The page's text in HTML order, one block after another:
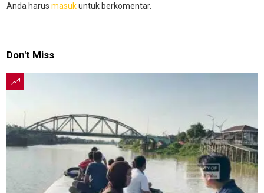
Anda harus masukuntuk berkomentar.
Don't Miss